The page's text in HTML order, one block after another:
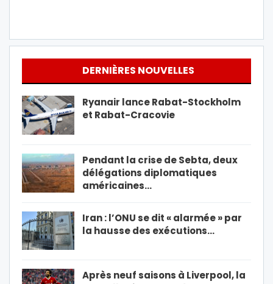
DERNIÈRES NOUVELLES
Ryanair lance Rabat-Stockholm
et Rabat-Cracovie
Pendant la crise de Sebta, deux
délégations diplomatiques
américaines…
Iran : l’ONU se dit « alarmée » par
la hausse des exécutions…
Après neuf saisons à Liverpool, la